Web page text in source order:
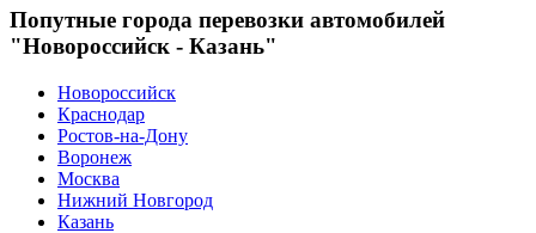
Попутные города перевозки автомобилей
"Новороссийск - Казань"
Новороссийск
Краснодар
Ростов-на-Дону
Воронеж
Москва
Нижний Новгород
Казань